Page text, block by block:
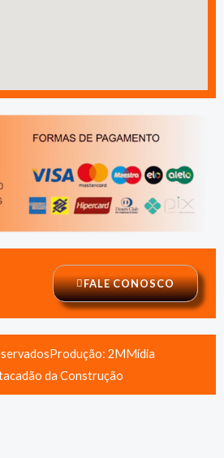
FALE CONOSCO
Produção: 2MMídia
da Construção